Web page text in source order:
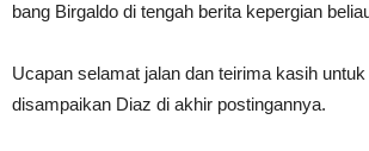
bang Birgaldo di tengah berita kepergian
Ucapan selamat jalan dan teirima kasih
disampaikan Diaz di akhir postingannya.